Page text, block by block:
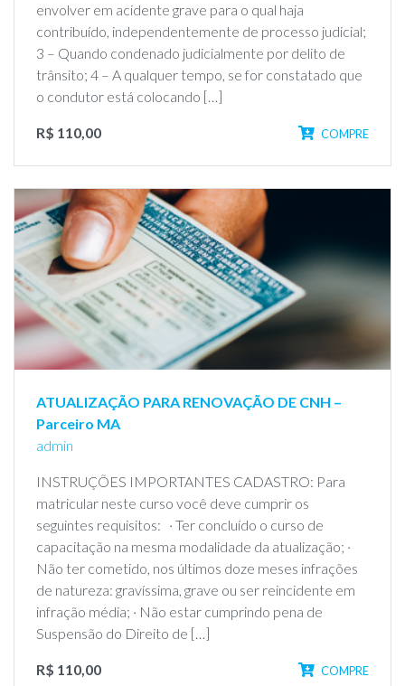
envolver em acidente grave para o qual haja
contribuído, independentemente de processo judicial;
3 – Quando condenado judicialmente por delito de
trânsito; 4 – A qualquer tempo, se for constatado que
o condutor está colocando […]
R$ 110,00 COMPRE
ATUALIZAÇÃO PARA RENOVAÇÃO DE CNH –
Parceiro MA
admin
INSTRUÇÕES IMPORTANTES CADASTRO: Para
matricular neste curso você deve cumprir os
seguintes requisitos: · Ter concluído o curso de
capacitação na mesma modalidade da atualização; ·
Não ter cometido, nos últimos doze meses infrações
de natureza: gravíssima, grave ou ser reincidente em
infração média; · Não estar cumprindo pena de
Suspensão do Direito de […]
R$ 110,00 COMPRE